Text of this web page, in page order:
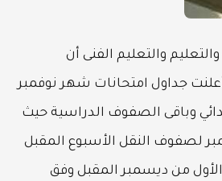
والتعليم الفنى أن
جداول امتحانات شهر نوفمبر
وباقى الصفوف الدراسية حيث
لصفوف النقل الأسبوع المقبل
من ديسمبر المقبل وفق